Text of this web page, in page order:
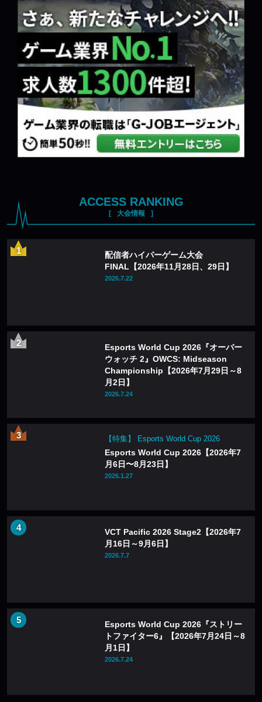
ACCESS RANKING
大会情報
配信者ハイパーゲーム大会
FINAL【2026年11月28日、29日】
2026.7.22
Esports World Cup 2026『オーバー
ウォッチ 2』OWCS: Midseason
Championship【2026年7月29日～8
月2日】
2026.7.24
【特集】 Esports World Cup 2026
Esports World Cup 2026【2026年7
月6日〜8月23日】
2026.1.27
VCT Pacific 2026 Stage2【2026年7
月16日～9月6日】
2026.7.7
Esports World Cup 2026『ストリー
トファイター6』【2026年7月24日～8
月1日】
2026.7.24